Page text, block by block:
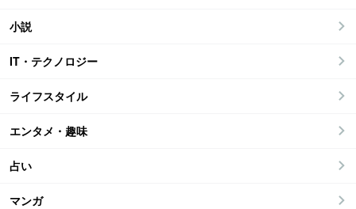
小説
IT・テクノロジー
ライフスタイル
エンタメ・趣味
占い
マンガ